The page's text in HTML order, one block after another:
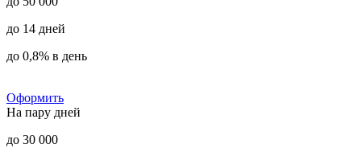
до 14 дней
до 0,8% в день
Оформить
На пару дней
до 30 000